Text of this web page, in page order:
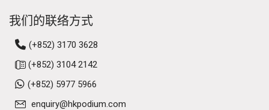
我们的联络方式
(+852) 3170 3628
(+852) 3104 2142
(+852) 5977 5966
enquiry@hkpodium.com